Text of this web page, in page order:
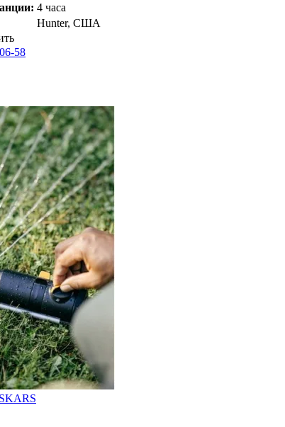
4 часа
Hunter, США
58